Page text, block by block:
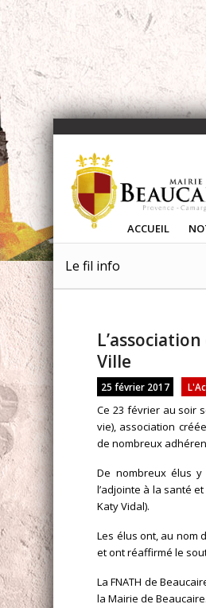
ACCUEIL
Le fil info
Ville
25 février 2017
Ce 23 février au soir
vie), association
de nombreux
De nombreux élus y
l’adjointe à la santé
Katy Vidal).
Les élus ont, au nom
et ont réaffirmé le
La FNATH de
la Mairie de Beaucaire.